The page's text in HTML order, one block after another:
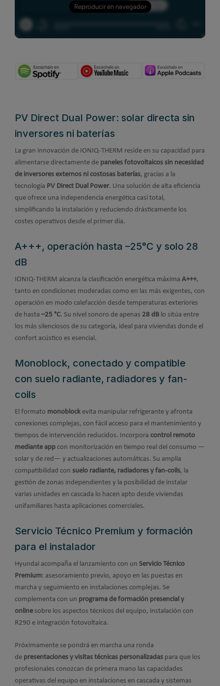
PV Direct Dual Power: solar directa sin
inversores ni baterías
La gran innovación de IONIQ-THERM reside en su capacidad para
alimentarse directamente de paneles fotovoltaicos sin necesidad
de inversores externos ni costosas baterías, gracias a la
tecnología PV Direct Dual Power. Una solución de alta eficiencia
que ofrece una independencia energética casi total,
simplificando la instalación y reduciendo drásticamente los
costes operativos desde el primer día.
A+++, operación hasta –25°C y solo 28
dB
IONIQ-THERM alcanza la clasificación energética máxima A+++,
tanto en condiciones moderadas como en las más exigentes, con
operación en modo calefacción desde temperaturas exteriores
de hasta –25 °C. Su nivel sonoro de apenas 28 dB lo sitúa entre
los más silenciosos de su categoría, ideal para viviendas donde el
confort acústico es esencial.
Monoblock, conectado y compatible
con suelo radiante, radiadores y fan-
coils
El formato monoblock evita manipular refrigerante y afronta
conexiones complejas, con fácil acceso para el mantenimiento y
tiempos de intervención reducidos. Incorpora control remoto
mediante app con monitorización en tiempo real del consumo —
solar y de red— y actualizaciones automáticas. Su amplia
compatibilidad con suelo radiante, radiadores y fan-coils, la
gestión de zonas independientes y la posibilidad de instalar
varias unidades en cascada lo hacen apto desde viviendas
unifamiliares hasta aplicaciones comerciales.
Servicio Técnico Premium y formación
para el instalador
Hyundai acompaña el lanzamiento con un Servicio Técnico
Premium: asesoramiento previo, apoyo en las puestas en
marcha y seguimiento en instalaciones complejas. Se
complementa con un programa de formación presencial y
onlinesobre los aspectos técnicos del equipo, instalación con
R290 e integración fotovoltaica.
Próximamente se pondrá en marcha una ronda
de presentaciones y visitas técnicas personalizadas para que los
profesionales conozcan de primera mano las capacidades
operativas del equipo en instalaciones en cascada y sistemas